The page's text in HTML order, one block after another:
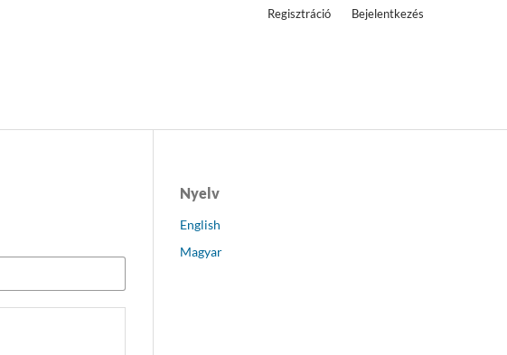
Regisztráció Bejelentkezés
Nyelv
English
Magyar